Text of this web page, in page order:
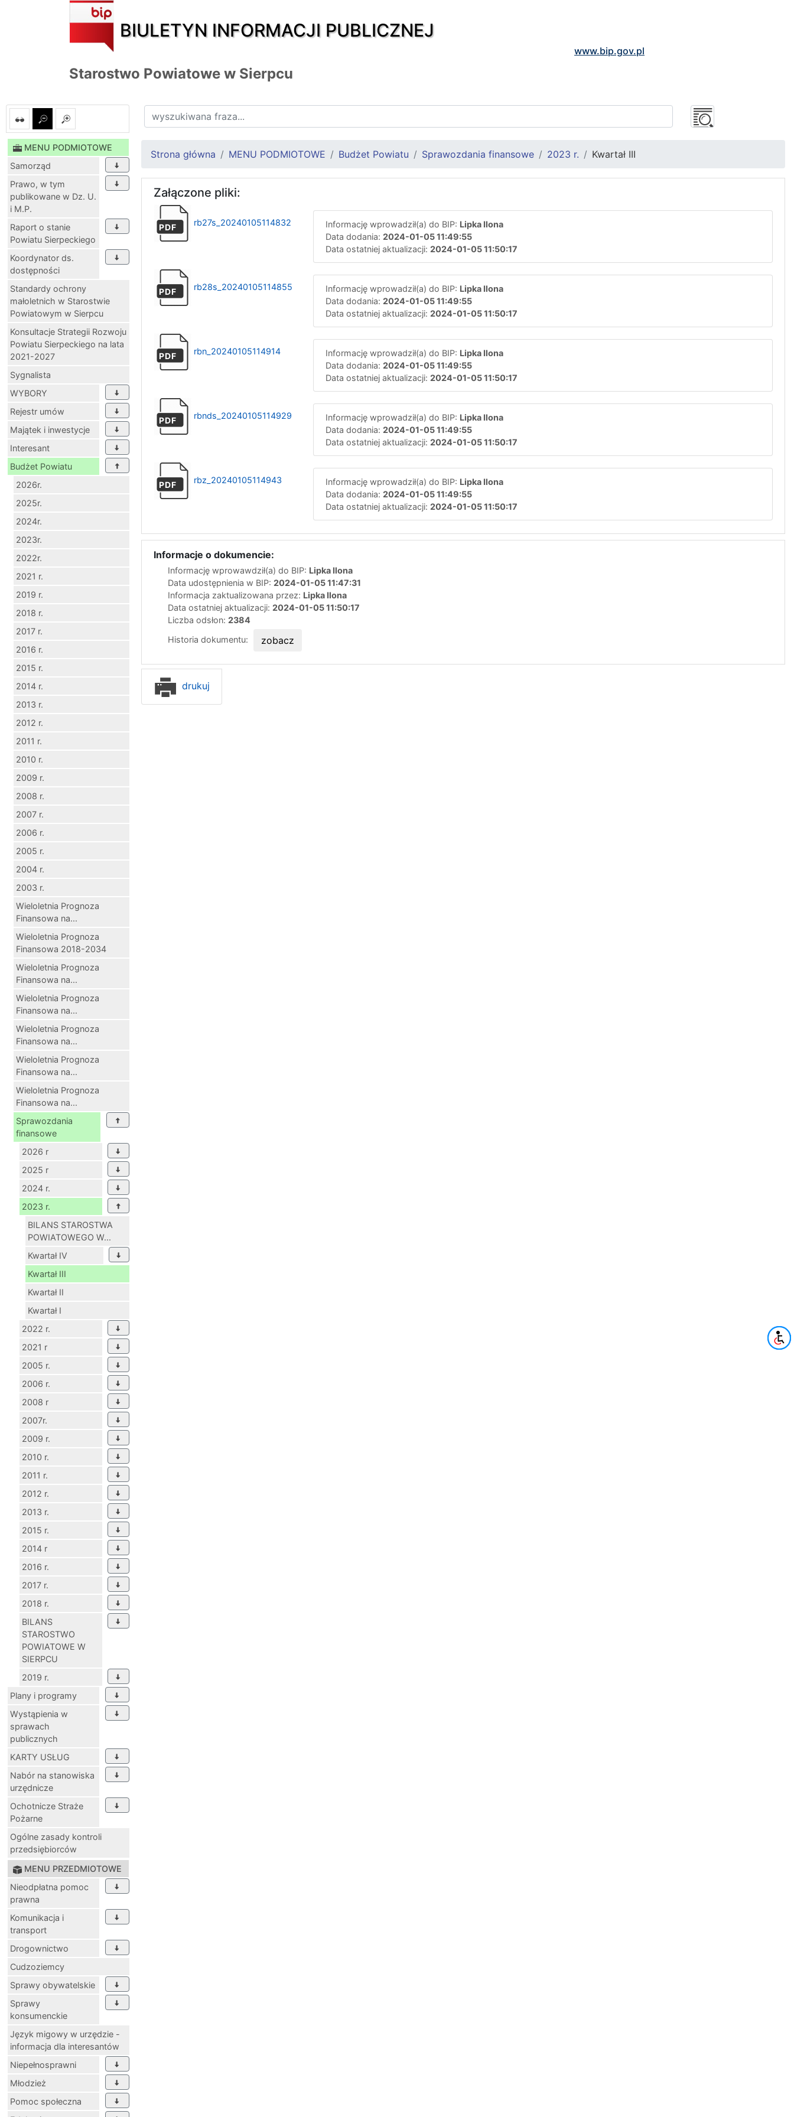
BIULETYN INFORMACJI PUBLICZNEJ
www.bip.gov.pl
Starostwo Powiatowe w Sierpcu
MENU PODMIOTOWE
Samorząd
Prawo, w tym
publikowane w Dz. U.
i M.P.
Raport o stanie
Powiatu Sierpeckiego
Koordynator ds.
dostępności
Standardy ochrony
małoletnich w Starostwie
Powiatowym w Sierpcu
Konsultacje Strategii Rozwoju
Powiatu Sierpeckiego na lata
2021-2027
Sygnalista
WYBORY
Rejestr umów
Majątek i inwestycje
Interesant
Budżet Powiatu
2026r.
2025r.
2024r.
2023r.
2022r.
2021 r.
2019 r.
2018 r.
2017 r.
2016 r.
2015 r.
2014 r.
2013 r.
2012 r.
2011 r.
2010 r.
2009 r.
2008 r.
2007 r.
2006 r.
2005 r.
2004 r.
2003 r.
Wieloletnia Prognoza
Finansowa na...
Wieloletnia Prognoza
Finansowa 2018-2034
Wieloletnia Prognoza
Finansowa na...
Wieloletnia Prognoza
Finansowa na...
Wieloletnia Prognoza
Finansowa na...
Wieloletnia Prognoza
Finansowa na...
Wieloletnia Prognoza
Finansowa na...
Sprawozdania
finansowe
2026 r
2025 r
2024 r.
2023 r.
BILANS STAROSTWA
POWIATOWEGO W...
Kwartał IV
Kwartał III
Kwartał II
Kwartał I
2022 r.
2021 r
2005 r.
2006 r.
2008 r
2007r.
2009 r.
2010 r.
2011 r.
2012 r.
2013 r.
2015 r.
2014 r
2016 r.
2017 r.
2018 r.
BILANS
STAROSTWO
POWIATOWE W
SIERPCU
2019 r.
Plany i programy
Wystąpienia w
sprawach
publicznych
KARTY USŁUG
Nabór na stanowiska
urzędnicze
Ochotnicze Straże
Pożarne
Ogólne zasady kontroli
przedsiębiorców
MENU PRZEDMIOTOWE
Nieodpłatna pomoc
prawna
Komunikacja i
transport
Drogownictwo
Cudzoziemcy
Sprawy obywatelskie
Sprawy
konsumenckie
Język migowy w urzędzie -
informacja dla interesantów
Niepełnosprawni
Młodzież
Pomoc społeczna
Strona główna MENU PODMIOTOWE Budżet Powiatu Sprawozdania finansowe 2023 r. Kwartał III
Załączone pliki:
PDF
rb27s_20240105114832 Informację wprowadził(a) do BIP: Lipka Ilona
Data dodania: 2024-01-05 11:49:55
Data ostatniej aktualizacji: 2024-01-05 11:50:17
PDF
rb28s_20240105114855 Informację wprowadził(a) do BIP: Lipka Ilona
Data dodania: 2024-01-05 11:49:55
Data ostatniej aktualizacji: 2024-01-05 11:50:17
PDF
rbn_20240105114914 Informację wprowadził(a) do BIP: Lipka Ilona
Data dodania: 2024-01-05 11:49:55
Data ostatniej aktualizacji: 2024-01-05 11:50:17
PDF
rbnds_20240105114929 Informację wprowadził(a) do BIP: Lipka Ilona
Data dodania: 2024-01-05 11:49:55
Data ostatniej aktualizacji: 2024-01-05 11:50:17
PDF
rbz_20240105114943 Informację wprowadził(a) do BIP: Lipka Ilona
Data dodania: 2024-01-05 11:49:55
Data ostatniej aktualizacji: 2024-01-05 11:50:17
Informacje o dokumencie:
Informację wprowawdził(a) do BIP: Lipka Ilona
Data udostępnienia w BIP: 2024-01-05 11:47:31
Informacja zaktualizowana przez: Lipka Ilona
Data ostatniej aktualizacji: 2024-01-05 11:50:17
Liczba odsłon: 2384
Historia dokumentu:
zobacz
drukuj